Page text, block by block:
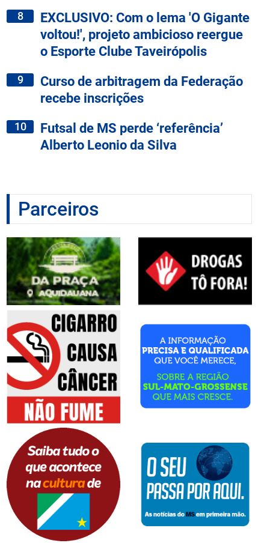
8
EXCLUSIVO: Com o lema 'O Gigante
voltou!', projeto ambicioso reergue
o Esporte Clube Taveirópolis
9
Curso de arbitragem da Federação
recebe inscrições
10
Futsal de MS perde ‘referência’
Alberto Leonio da Silva
Parceiros